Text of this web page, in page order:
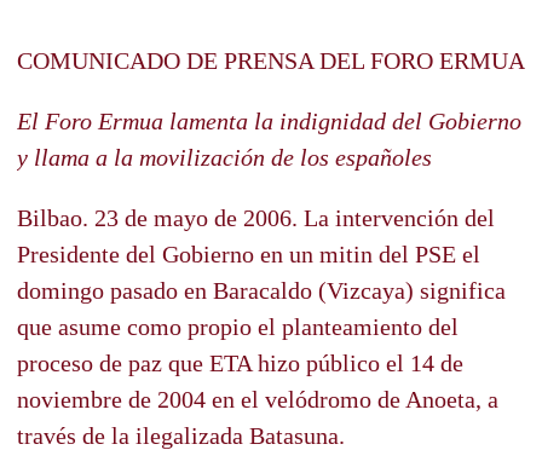
COMUNICADO DE PRENSA DEL FORO ERMUA
El Foro Ermua lamenta la indignidad del Gobierno
y llama a la movilización de los españoles
Bilbao. 23 de mayo de 2006. La intervención del
Presidente del Gobierno en un mitin del PSE el
domingo pasado en Baracaldo (Vizcaya) significa
que asume como propio el planteamiento del
proceso de paz que ETA hizo público el 14 de
noviembre de 2004 en el velódromo de Anoeta, a
través de la ilegalizada Batasuna.